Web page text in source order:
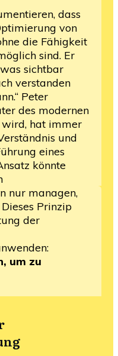
dass
von
die Fähigkeit
sind. Er
sichtbar
verstanden
Peter
des modernen
wird, hat immer
und
eines
könnte
nur managen,
Prinzip
der
um zu